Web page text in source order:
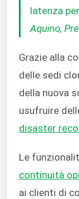
latenza
Aquino,
Grazie alla
delle sedi
della nuova
usufruire
disaster
Le
continuità
ai clienti di